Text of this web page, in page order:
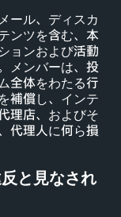
ール、ディスカ
ンツを含む、本
ョンおよび活動
メンバーは、投
全体をわたる行
補償し、インテ
理店、およびそ
代理人に何ら損
と見なされ